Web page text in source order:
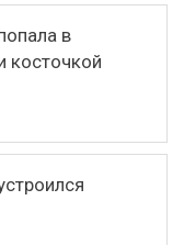
в
косточкой